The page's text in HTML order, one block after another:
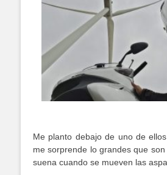
Me planto debajo de uno de
me sorprende lo grandes que
suena cuando se mueven las